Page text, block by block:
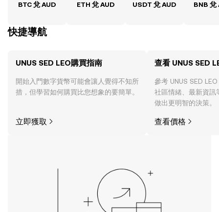
BTC 兌 AUD ETH 兌 AUD USDT 兌 AUD BNB 兌
快捷導航
UNUS SED LEO購買指南
開始入門數字貨幣可能會讓人覺得不知所
措，但學習如何購買比您想象的要簡單。
立即獲取
查看 UNUS SED
參考 UNUS SED
社區情緒、最新資訊
做出更明智的決策。
查看價格